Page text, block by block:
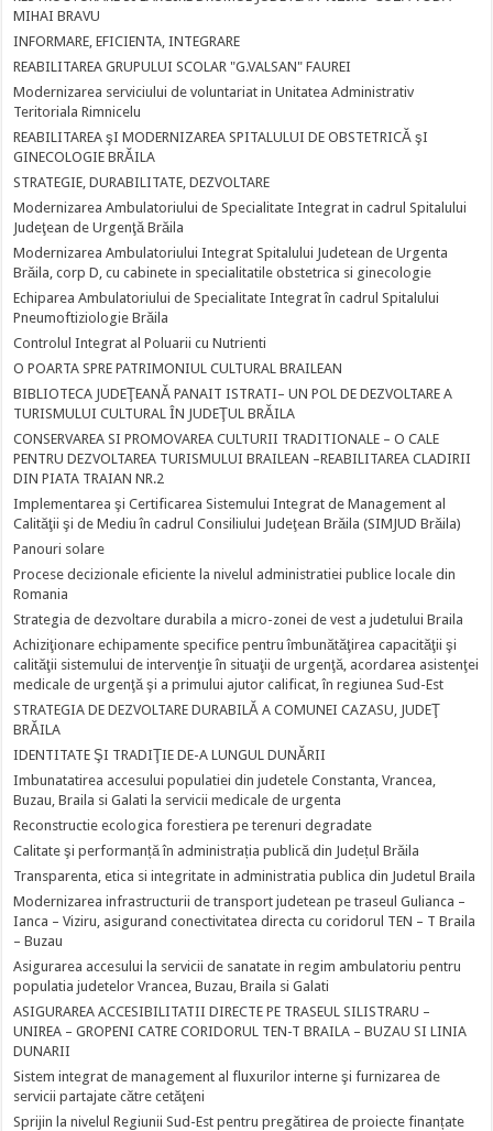
MIHAI BRAVU
INFORMARE, EFICIENTA, INTEGRARE
REABILITAREA GRUPULUI SCOLAR "G.VALSAN" FAUREI
Modernizarea serviciului de voluntariat in Unitatea Administrativ
Teritoriala Rimnicelu
REABILITAREA şI MODERNIZAREA SPITALULUI DE OBSTETRICĂ şI
GINECOLOGIE BRĂILA
STRATEGIE, DURABILITATE, DEZVOLTARE
Modernizarea Ambulatoriului de Specialitate Integrat in cadrul Spitalului
Judeţean de Urgenţă Brăila
Modernizarea Ambulatoriului Integrat Spitalului Judetean de Urgenta
Brăila, corp D, cu cabinete in specialitatile obstetrica si ginecologie
Echiparea Ambulatoriului de Specialitate Integrat în cadrul Spitalului
Pneumoftiziologie Brăila
Controlul Integrat al Poluarii cu Nutrienti
O POARTA SPRE PATRIMONIUL CULTURAL BRAILEAN
BIBLIOTECA JUDEŢEANĂ PANAIT ISTRATI– UN POL DE DEZVOLTARE A
TURISMULUI CULTURAL ÎN JUDEŢUL BRĂILA
CONSERVAREA SI PROMOVAREA CULTURII TRADITIONALE – O CALE
PENTRU DEZVOLTAREA TURISMULUI BRAILEAN –REABILITAREA CLADIRII
DIN PIATA TRAIAN NR.2
Implementarea şi Certificarea Sistemului Integrat de Management al
Calităţii şi de Mediu în cadrul Consiliului Judeţean Brăila (SIMJUD Brăila)
Panouri solare
Procese decizionale eficiente la nivelul administratiei publice locale din
Romania
Strategia de dezvoltare durabila a micro-zonei de vest a judetului Braila
Achiziţionare echipamente specifice pentru îmbunătăţirea capacităţii şi
calităţii sistemului de intervenţie în situaţii de urgenţă, acordarea asistenţei
medicale de urgenţă şi a primului ajutor calificat, în regiunea Sud-Est
STRATEGIA DE DEZVOLTARE DURABILĂ A COMUNEI CAZASU, JUDEŢ
BRĂILA
IDENTITATE ŞI TRADIŢIE DE-A LUNGUL DUNĂRII
Imbunatatirea accesului populatiei din judetele Constanta, Vrancea,
Buzau, Braila si Galati la servicii medicale de urgenta
Reconstructie ecologica forestiera pe terenuri degradate
Calitate şi performanță în administrația publică din Județul Brăila
Transparenta, etica si integritate in administratia publica din Judetul Braila
Modernizarea infrastructurii de transport judetean pe traseul Gulianca –
Ianca – Viziru, asigurand conectivitatea directa cu coridorul TEN – T Braila
– Buzau
Asigurarea accesului la servicii de sanatate in regim ambulatoriu pentru
populatia judetelor Vrancea, Buzau, Braila si Galati
ASIGURAREA ACCESIBILITATII DIRECTE PE TRASEUL SILISTRARU –
UNIREA – GROPENI CATRE CORIDORUL TEN-T BRAILA – BUZAU SI LINIA
DUNARII
Sistem integrat de management al fluxurilor interne şi furnizarea de
servicii partajate către cetăţeni
Sprijin la nivelul Regiunii Sud-Est pentru pregătirea de proiecte finanțate